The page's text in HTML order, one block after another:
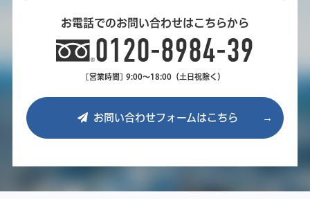
お電話でのお問い合わせはこちらから
0120-8984-39
[営業時間] 9:00～18:00（土日祝除く）
お問い合わせフォームはこちら